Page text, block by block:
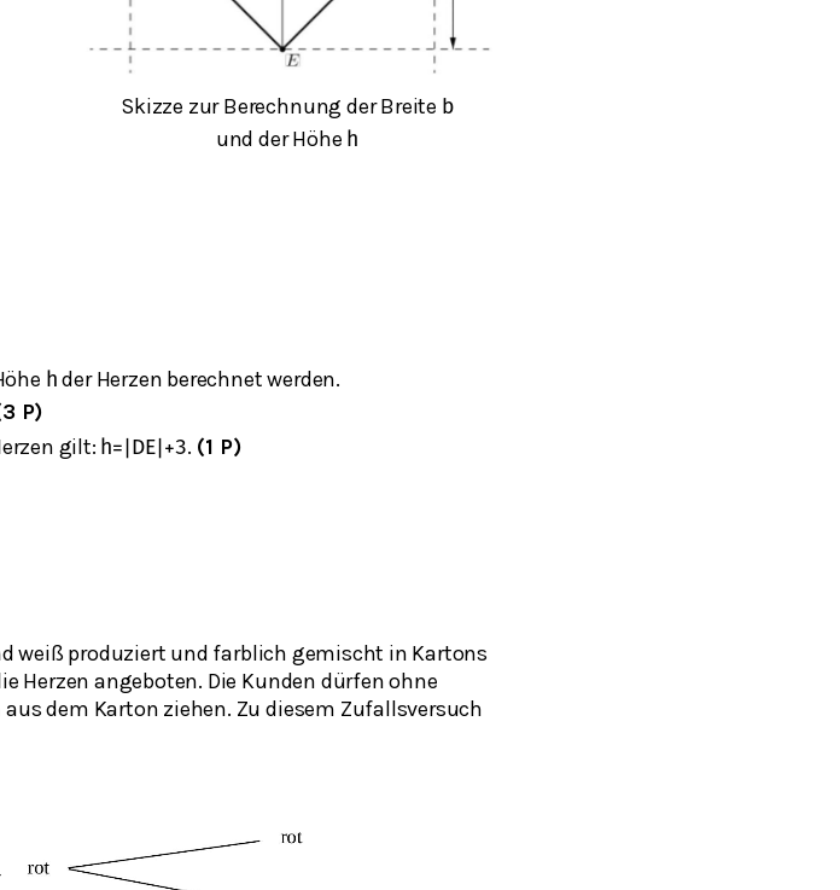
Skizze zur Berechnung der Breite b
und der Höhe h
h der Herzen berechnet werden.
P)
gilt: h= DE +3. (1 P)
weiß produziert und farblich gemischt in Kartons
Herzen angeboten. Die Kunden dürfen ohne
dem Karton ziehen. Zu diesem Zufallsversuch